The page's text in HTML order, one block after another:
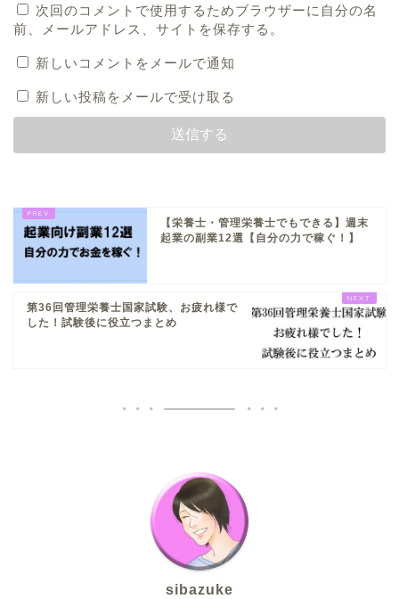
次回のコメントで使用するためブラウザーに自分の名
前、メールアドレス、サイトを保存する。
新しいコメントをメールで通知
新しい投稿をメールで受け取る
【栄養士・管理栄養士でもできる】週末
起業の副業12選【自分の力で稼ぐ！】
第36回管理栄養士国家試験、お疲れ様で
した！試験後に役立つまとめ
sibazuke